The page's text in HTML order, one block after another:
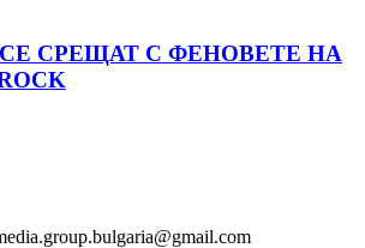
СЕ СРЕЩАТ С ФЕНОВЕТЕ НА